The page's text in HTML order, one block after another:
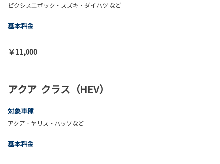
ピクシスエポック・スズキ・ダイハツ など
基本料金
￥11,000
アクア クラス（HEV）
対象車種
アクア・ヤリス・パッソなど
基本料金